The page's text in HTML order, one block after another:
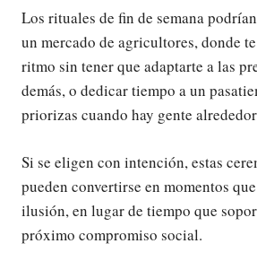
Los rituales de fin de semana
un mercado de agricultores, donde
ritmo sin tener que adaptarte a las
demás, o dedicar tiempo a un
priorizas cuando hay gente
Si se eligen con intención, estas
pueden convertirse en momentos
ilusión, en lugar de tiempo que
próximo compromiso social.